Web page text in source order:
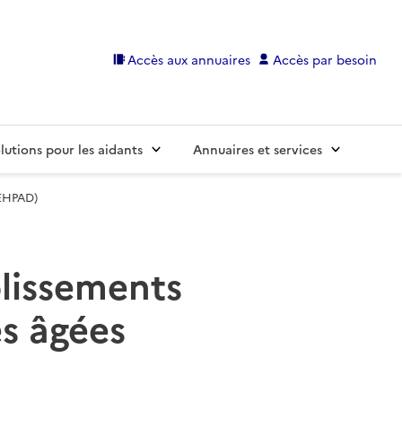
Accès aux annuaires Accès par besoin
pour les aidants Annuaires et services
âgées